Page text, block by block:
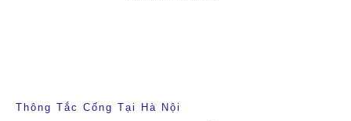
Thông Tắc Cống Tại Hà Nội